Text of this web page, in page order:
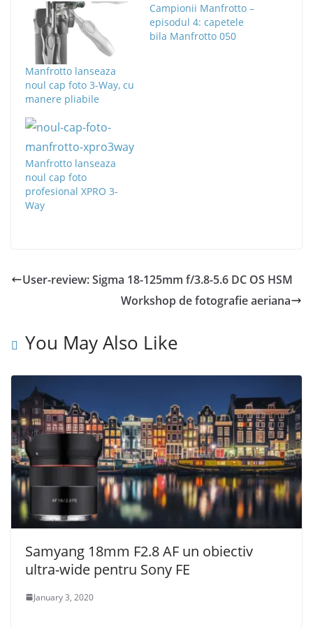
Manfrotto lanseaza
noul cap foto 3-Way, cu
manere pliabile
Campionii Manfrotto –
episodul 4: capetele
bila Manfrotto 050
Manfrotto lanseaza
noul cap foto
profesional XPRO 3-
Way
User-review: Sigma 18-125mm f/3.8-5.6 DC OS HSM
Workshop de fotografie aeriana
You May Also Like
Samyang 18mm F2.8 AF un obiectiv
ultra-wide pentru Sony FE
January 3, 2020